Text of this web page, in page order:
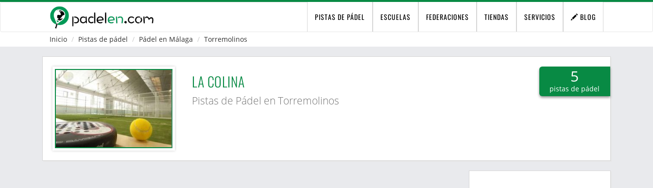
PISTAS DE PÁDEL ESCUELAS FEDERACIONES TIENDAS SERVICIOS BLOG
Inicio Pistas de pádel Pádel en Málaga Torremolinos
LA COLINA
Pistas de Pádel en Torremolinos
5
pistas de pádel